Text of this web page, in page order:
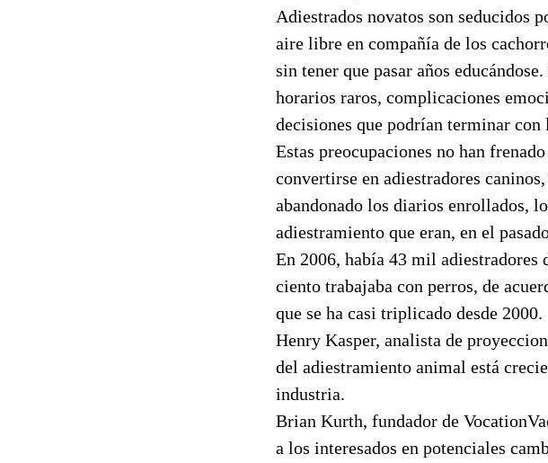
Adiestrados novatos son seducidos
aire libre en compañía de los
sin tener que pasar años
horarios raros, complicaciones
decisiones que podrían terminar con
Estas preocupaciones no han
convertirse en adiestradores
abandonado los diarios enrollados,
adiestramiento que eran, en el
En 2006, había 43 mil adiestradores
ciento trabajaba con perros, de
que se ha casi triplicado desde 2000.
Henry Kasper, analista de
del adiestramiento animal está
industria.
Brian Kurth, fundador de
a los interesados en potenciales